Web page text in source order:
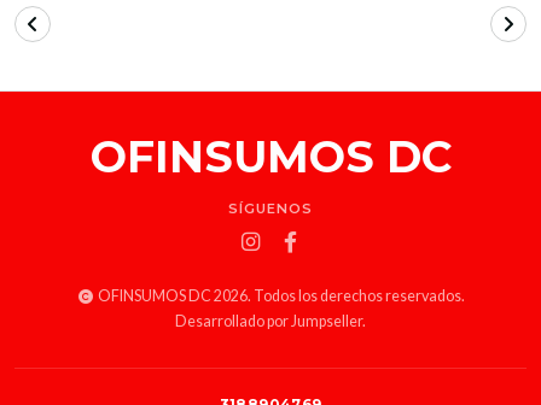
OFINSUMOS DC
SÍGUENOS
OFINSUMOS DC 2026. Todos los derechos reservados.
Desarrollado por Jumpseller.